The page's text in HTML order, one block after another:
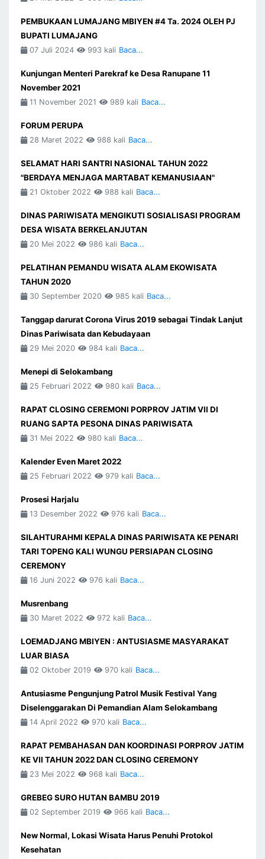
PEMBUKAAN LUMAJANG MBIYEN #4 Ta. 2024 OLEH PJ
BUPATI LUMAJANG
07 Juli 2024 993 kali Baca...
Kunjungan Menteri Parekraf ke Desa Ranupane 11
November 2021
11 November 2021 989 kali Baca...
FORUM PERUPA
28 Maret 2022 988 kali Baca...
SELAMAT HARI SANTRI NASIONAL TAHUN 2022
"BERDAYA MENJAGA MARTABAT KEMANUSIAAN"
21 Oktober 2022 988 kali Baca...
DINAS PARIWISATA MENGIKUTI SOSIALISASI PROGRAM
DESA WISATA BERKELANJUTAN
20 Mei 2022 986 kali Baca...
PELATIHAN PEMANDU WISATA ALAM EKOWISATA
TAHUN 2020
30 September 2020 985 kali Baca...
Tanggap darurat Corona Virus 2019 sebagai Tindak Lanjut
Dinas Pariwisata dan Kebudayaan
29 Mei 2020 984 kali Baca...
Menepi di Selokambang
25 Februari 2022 980 kali Baca...
RAPAT CLOSING CEREMONI PORPROV JATIM VII DI
RUANG SAPTA PESONA DINAS PARIWISATA
31 Mei 2022 980 kali Baca...
Kalender Even Maret 2022
25 Februari 2022 979 kali Baca...
Prosesi Harjalu
13 Desember 2022 976 kali Baca...
SILAHTURAHMI KEPALA DINAS PARIWISATA KE PENARI
TARI TOPENG KALI WUNGU PERSIAPAN CLOSING
CEREMONY
16 Juni 2022 976 kali Baca...
Musrenbang
30 Maret 2022 972 kali Baca...
LOEMADJANG MBIYEN : ANTUSIASME MASYARAKAT
LUAR BIASA
02 Oktober 2019 970 kali Baca...
Antusiasme Pengunjung Patrol Musik Festival Yang
Diselenggarakan Di Pemandian Alam Selokambang
14 April 2022 970 kali Baca...
RAPAT PEMBAHASAN DAN KOORDINASI PORPROV JATIM
KE VII TAHUN 2022 DAN CLOSING CEREMONY
23 Mei 2022 968 kali Baca...
GREBEG SURO HUTAN BAMBU 2019
02 September 2019 966 kali Baca...
New Normal, Lokasi Wisata Harus Penuhi Protokol
Kesehatan